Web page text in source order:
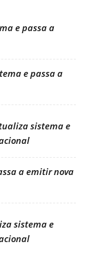
e passa a
e passa a
sistema e
a emitir nova
sistema e